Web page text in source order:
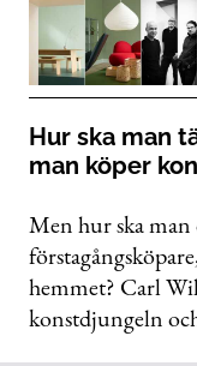
Hur ska man
man köper
Men hur ska
hemmet? Carl
konstdjungeln